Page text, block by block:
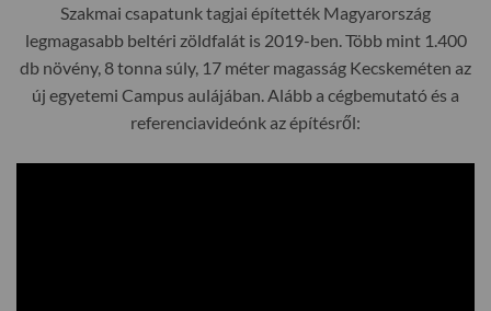
Szakmai csapatunk tagjai építették Magyarország
legmagasabb beltéri zöldfalát is 2019-ben. Több mint 1.400
db növény, 8 tonna súly, 17 méter magasság Kecskeméten az
új egyetemi Campus aulájában. Alább a cégbemutató és a
referenciavideónk az építésről: